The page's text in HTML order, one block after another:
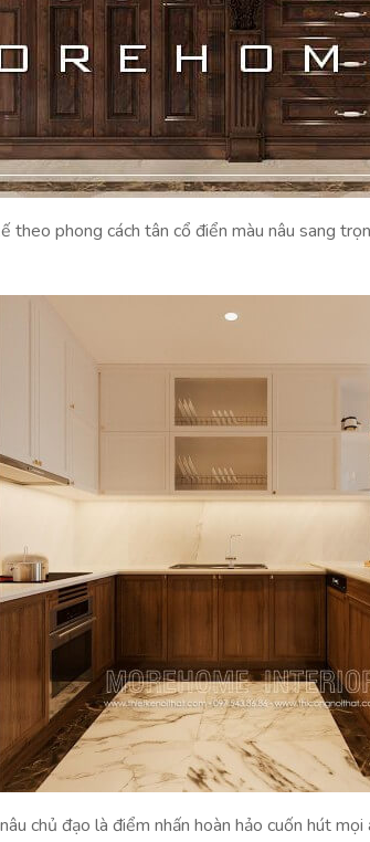
phong cách tân cổ điển màu nâu sang
chủ đạo là điểm nhấn hoàn hảo cuốn hút